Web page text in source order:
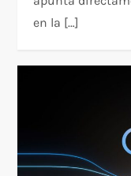
en la […]